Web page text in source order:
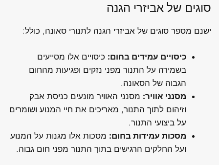
סוגים של אביזרי הגנה
ישנם מספר סוגים של אביזרי הגנה לתנורי סאונה, כולל:
כיסויים עמידים בחום: כיסויים אלו מסייעים
בשמירה על התנור מפני נזקים ופגיעות מהחום
הגבוה של הסאונה.
מסנני אוויר: מסנני האוויר מונעים כניסת אבק
וזיהום לתוך התנור, מאריכים את חיי המנוע ושומרים
על ביצועי התנור.
מסכות עמידות בחום: מסכות אלו מגנות על המנוע
ועל החלקים הרגישים בתוך התנור מפני חום גבוה.